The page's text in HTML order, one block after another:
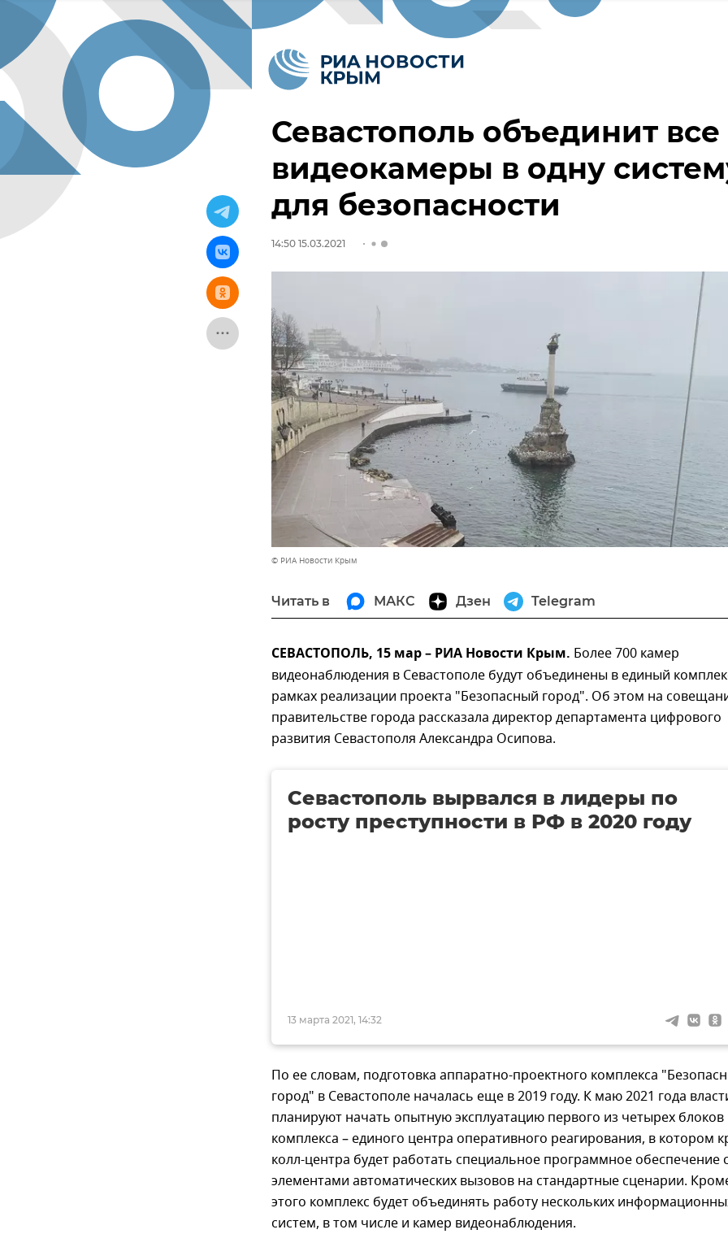
Севастополь объединит все
видеокамеры в одну
для безопасности
14:50 15.03.2021
© РИА Новости Крым
Читать в МАКС Дзен Telegram
СЕВАСТОПОЛЬ, 15 мар – РИА Новости Крым. Более 700 камер
видеонаблюдения в Севастополе будут объединены в единый
рамках реализации проекта "Безопасный город". Об этом на
правительстве города рассказала директор департамента цифрового
развития Севастополя Александра Осипова.
13 марта 2021, 14:32
Севастополь вырвался в лидеры по
росту преступности в РФ в 2020 году
По ее словам, подготовка аппаратно-проектного комплекса
город" в Севастополе началась еще в 2019 году. К маю 2021 года
планируют начать опытную эксплуатацию первого из четырех блоков
комплекса – единого центра оперативного реагирования, в котором
колл-центра будет работать специальное программное обеспечение
элементами автоматических вызовов на стандартные сценарии.
этого комплекс будет объединять работу нескольких
систем, в том числе и камер видеонаблюдения.